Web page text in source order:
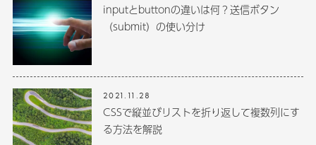
inputとbuttonの違いは何？送信ボタン
（submit）の使い分け
2021.11.28
CSSで縦並びリストを折り返して複数列にす
る方法を解説